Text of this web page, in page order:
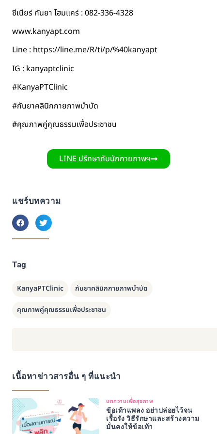
ซีเนียร์ กันยา โฮมแคร์ : 082-336-4328
www.kanyapt.com
Line : https://line.me/R/ti/p/%40kanyapt
IG : kanyaptclinic
#KanyaPTClinic
#กันยาคลินิกกายภาพบำบัด
#คุณภาพคู่คุณธรรมเพื่อประชาชน
LINE ปรึกษากับนักกายภาพฯ
แชร์บทความ
Tag
KanyaPTClinic กันยาคลินิกกายภาพบำบัด
คุณภาพคู่คุณธรรมเพื่อประชาชน
เนื้อหาข่าวสารอื่น ๆ ที่แนะนำ
บทความเพื่อสุขภาพ
ข้อเท้าแพลง อย่าปล่อยไว้จน
เรื้อรัง วิธีรักษาและสร้างความ
มั่นคงให้ข้อเท้า